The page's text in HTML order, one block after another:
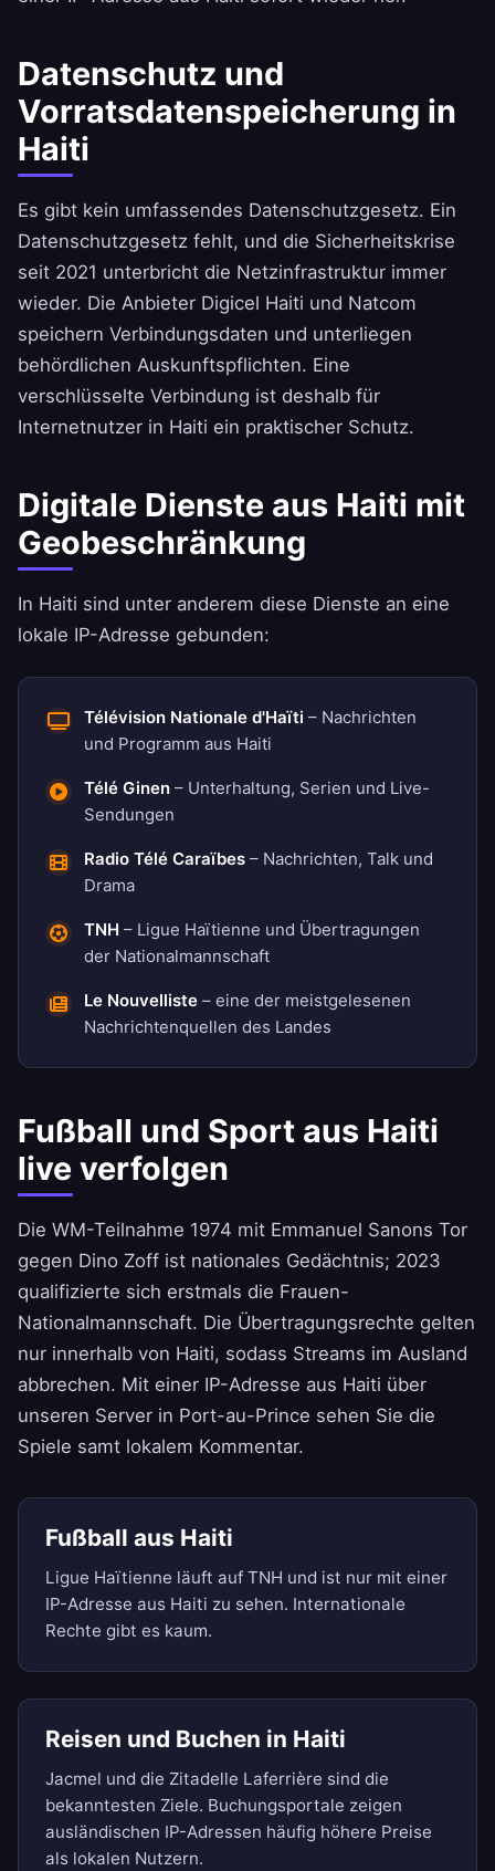
Datenschutz und
Vorratsdatenspeicherung in
Haiti
Es gibt kein umfassendes Datenschutzgesetz. Ein
Datenschutzgesetz fehlt, und die Sicherheitskrise
seit 2021 unterbricht die Netzinfrastruktur immer
wieder. Die Anbieter Digicel Haiti und Natcom
speichern Verbindungsdaten und unterliegen
behördlichen Auskunftspflichten. Eine
verschlüsselte Verbindung ist deshalb für
Internetnutzer in Haiti ein praktischer Schutz.
Digitale Dienste aus Haiti mit
Geobeschränkung
In Haiti sind unter anderem diese Dienste an eine
lokale IP-Adresse gebunden:
Télévision Nationale d'Haïti – Nachrichten
und Programm aus Haiti
Télé Ginen – Unterhaltung, Serien und Live-
Sendungen
Radio Télé Caraïbes – Nachrichten, Talk und
Drama
TNH – Ligue Haïtienne und Übertragungen
der Nationalmannschaft
Le Nouvelliste – eine der meistgelesenen
Nachrichtenquellen des Landes
Fußball und Sport aus Haiti
live verfolgen
Die WM-Teilnahme 1974 mit Emmanuel Sanons Tor
gegen Dino Zoff ist nationales Gedächtnis; 2023
qualifizierte sich erstmals die Frauen-
Nationalmannschaft. Die Übertragungsrechte gelten
nur innerhalb von Haiti, sodass Streams im Ausland
abbrechen. Mit einer IP-Adresse aus Haiti über
unseren Server in Port-au-Prince sehen Sie die
Spiele samt lokalem Kommentar.
Fußball aus Haiti
Ligue Haïtienne läuft auf TNH und ist nur mit einer
IP-Adresse aus Haiti zu sehen. Internationale
Rechte gibt es kaum.
Reisen und Buchen in Haiti
Jacmel und die Zitadelle Laferrière sind die
bekanntesten Ziele. Buchungsportale zeigen
ausländischen IP-Adressen häufig höhere Preise
als lokalen Nutzern.